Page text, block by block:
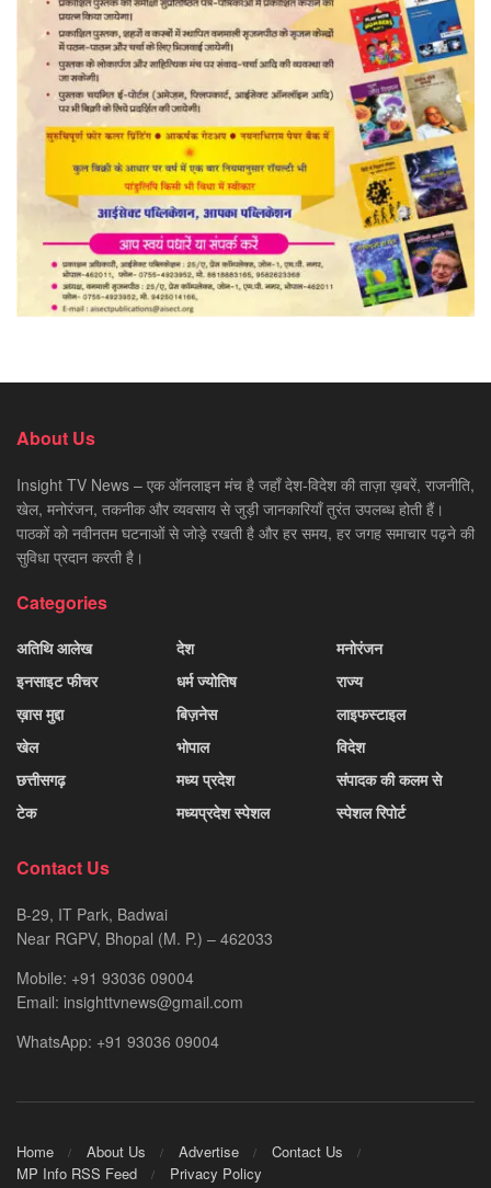
About Us
Insight TV News – एक ऑनलाइन मंच है जहाँ देश-विदेश की ताज़ा ख़बरें, राजनीति,
खेल, मनोरंजन, तकनीक और व्यवसाय से जुड़ी जानकारियाँ तुरंत उपलब्ध होती हैं।
पाठकों को नवीनतम घटनाओं से जोड़े रखती है और हर समय, हर जगह समाचार पढ़ने की
सुविधा प्रदान करती है।
Categories
अतिथि आलेख
इनसाइट फीचर
ख़ास मुद्दा
खेल
छत्तीसगढ़
टेक
देश
धर्म ज्योतिष
बिज़नेस
भोपाल
मध्य प्रदेश
मध्यप्रदेश स्पेशल
मनोरंजन
राज्य
लाइफस्टाइल
विदेश
संपादक की कलम से
स्पेशल रिपोर्ट
Contact Us
B-29, IT Park, Badwai
Near RGPV, Bhopal (M. P.) – 462033
Mobile: +91 93036 09004
Email: insighttvnews@gmail.com
WhatsApp: +91 93036 09004
Home About Us Advertise
Contact Us
MP Info RSS Feed
Privacy Policy